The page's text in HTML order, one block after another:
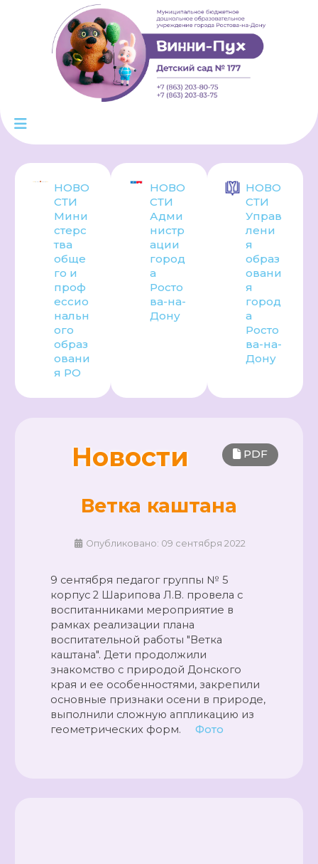
НОВО
СТИ
Мини
стерс
тва
обще
го и
проф
ессио
нальн
ого
образ
овани
я РО
НОВО
СТИ
Адми
нистр
ации
город
а
Росто
ва-на-
Дону
НОВО
СТИ
Управ
лени
я
образ
овани
я
город
а
Росто
ва-на-
Дону
PDF
Новости
Ветка каштана
Опубликовано: 09 сентября 2022
9 сентября педагог группы № 5
корпус 2 Шарипова Л.В. провела с
воспитанниками мероприятие в
рамках реализации плана
воспитательной работы "Ветка
каштана". Дети продолжили
знакомство с природой Донского
края и ее особенностями, закрепили
основные признаки осени в природе,
выполнили сложную аппликацию из
геометрических форм.Фото